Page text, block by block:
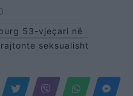
53-vjeçari në
seksualisht